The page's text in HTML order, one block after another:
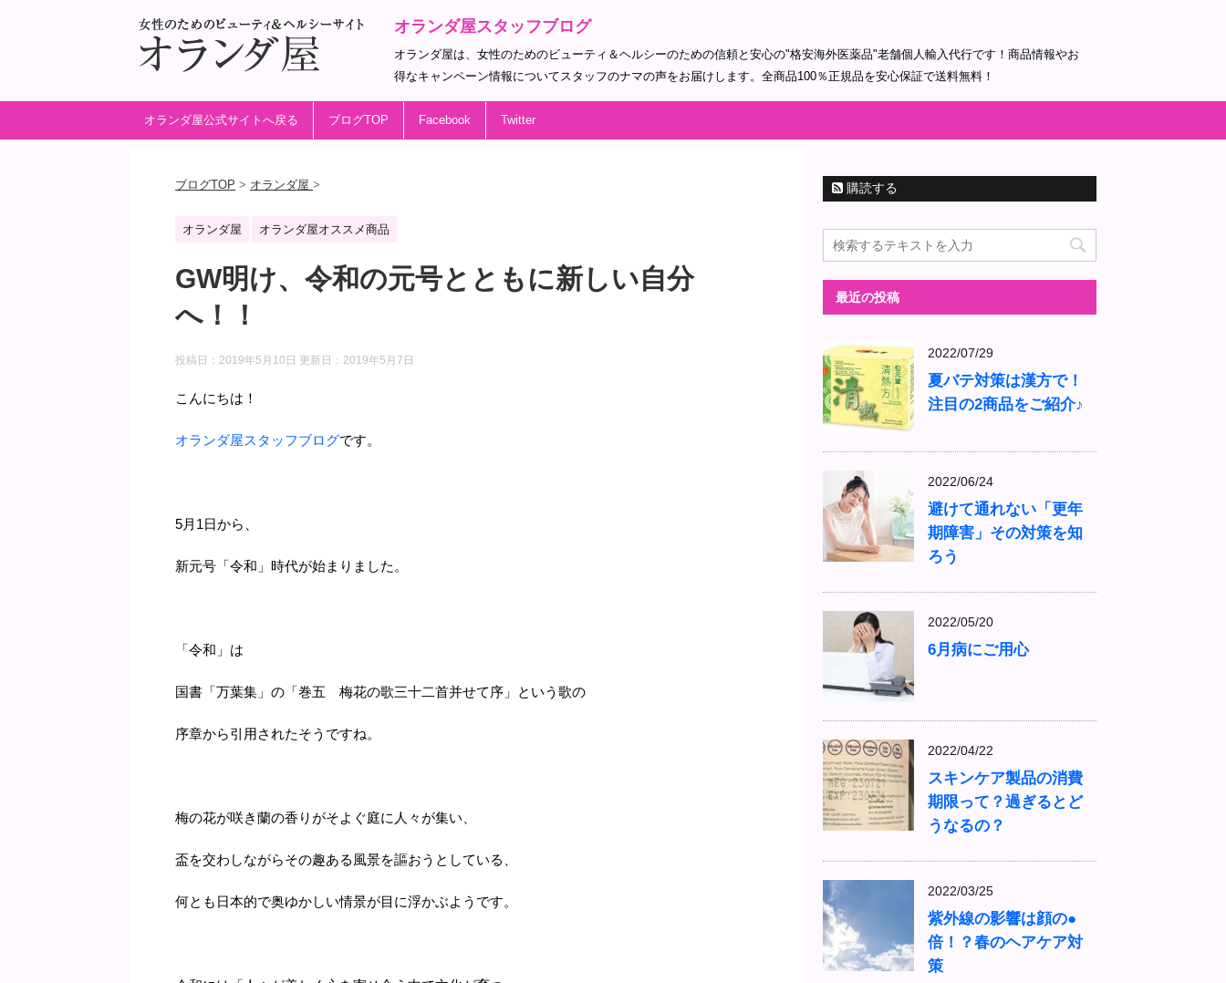
オランダ屋スタッフブログ
オランダ屋は、女性のためのビューティ＆ヘルシーのための信頼と安心の"格安海外医薬品"老舗個人輸入代行です！商品情報やお
得なキャンペーン情報についてスタッフのナマの声をお届けします。全商品100％正規品を安心保証で送料無料！
オランダ屋公式サイトへ戻る ブログTOP Facebook Twitter
ブログTOP > オランダ屋 >
オランダ屋 オランダ屋オススメ商品
GW明け、令和の元号とともに新しい自分
へ！！
投稿日：2019年5月10日 更新日： 2019年5月7日
こんにちは！
オランダ屋スタッフブログです。
5月1日から、
新元号「令和」時代が始まりました。
「令和」は
国書「万葉集」の「巻五 梅花の歌三十二首并せて序」という歌の
序章から引用されたそうですね。
梅の花が咲き蘭の香りがそよぐ庭に人々が集い、
盃を交わしながらその趣ある風景を謳おうとしている、
何とも日本的で奥ゆかしい情景が目に浮かぶようです。
購読する
最近の投稿
2022/07/29
夏バテ対策は漢方で！
注目の2商品をご紹介♪
2022/06/24
避けて通れない「更年
期障害」その対策を知
ろう
2022/05/20
6月病にご用心
2022/04/22
スキンケア製品の消費
期限って？過ぎるとど
うなるの？
2022/03/25
紫外線の影響は顔の●
倍！？春のヘアケア対
策